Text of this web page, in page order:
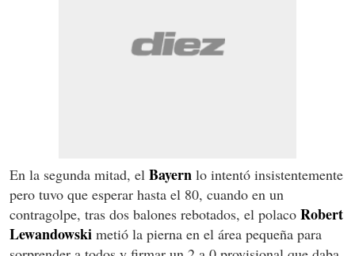
En la segunda mitad, el Bayern lo intentó insistentemente
pero tuvo que esperar hasta el 80, cuando en un
contragolpe, tras dos balones rebotados, el polaco Robert
Lewandowski metió la pierna en el área pequeña para